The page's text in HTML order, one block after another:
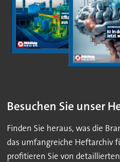
Besuchen Sie unser
Finden Sie heraus, was die
das umfangreiche Heftarchiv
profitieren Sie von